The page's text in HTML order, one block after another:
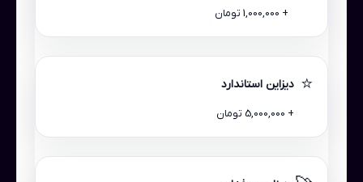
+ 1,000,000 تومان
⭐ دیزاین استاندارد
+ 5,000,000 تومان